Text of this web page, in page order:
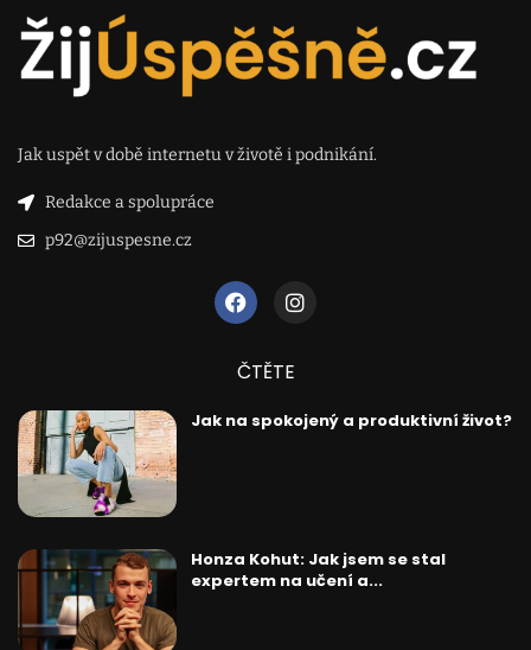
Jak uspět v době internetu v životě i podnikání.
Redakce a spolupráce
p92@zijuspesne.cz
ČTĚTE
Jak na spokojený a produktivní život?
Honza Kohut: Jak jsem se stal
expertem na učení a...